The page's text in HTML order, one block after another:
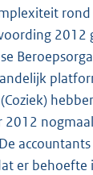
rond
2012
2012
er behoefte